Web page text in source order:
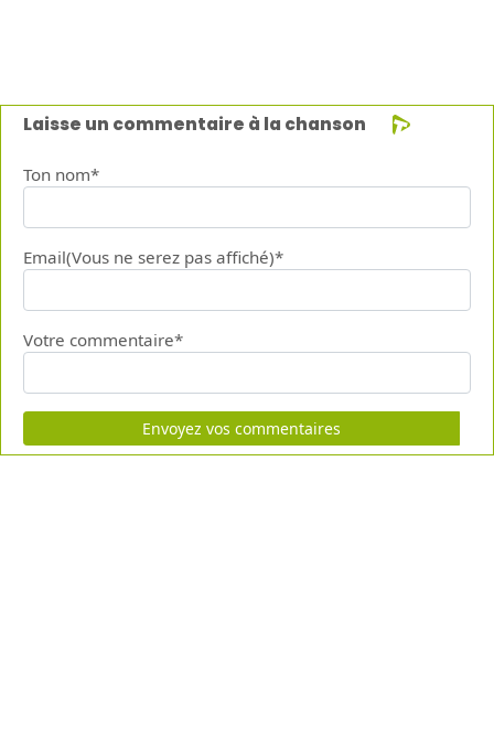
Laisse un commentaire à la chanson
Ton nom*
Email(Vous ne serez pas affiché)*
Votre commentaire*
Envoyez vos commentaires